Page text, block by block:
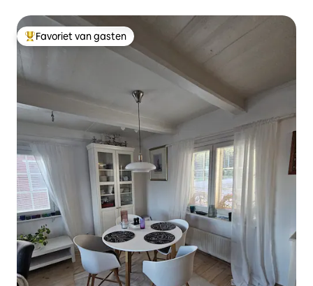
Topfavoriet van gasten
Favoriet van gasten